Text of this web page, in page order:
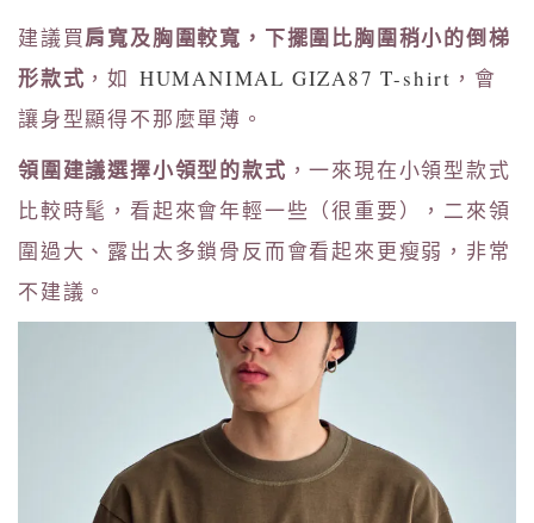
建議買肩寬及胸圍較寬，下擺圍比胸圍稍小的倒梯
形款式 ，如 HUMANIMAL GIZA87 T-shirt ，會
讓身型顯得不那麼單薄。
領圍建議選擇小領型的款式 ，一來現在小領型款式
比較時髦，看起來會年輕一些（很重要），二來領
圍過大、露出太多鎖骨反而會看起來更瘦弱，非常
不建議。